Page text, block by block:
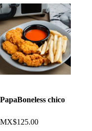
PapaBoneless chico
MX$125.00